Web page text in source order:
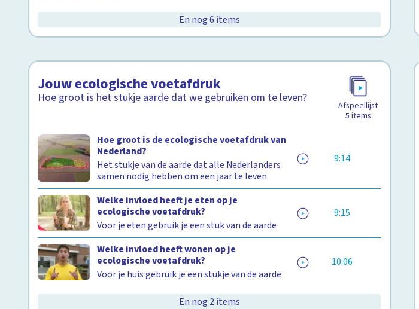
En nog 6 items
Jouw ecologische voetafdruk
Hoe groot is het stukje aarde dat we gebruiken om te leven?
Afspeellijst
5 items
Hoe groot is de ecologische voetafdruk van
Nederland?
Het stukje van de aarde dat alle Nederlanders
samen nodig hebben om een jaar te leven
9:14
Welke invloed heeft je eten op je
ecologische voetafdruk?
Voor je eten gebruik je een stuk van de aarde
9:15
Welke invloed heeft wonen op je
ecologische voetafdruk?
Voor je huis gebruik je een stukje van de aarde
10:06
En nog 2 items